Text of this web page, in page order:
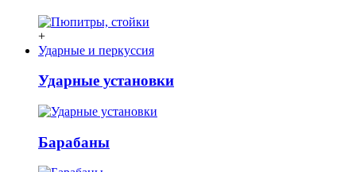
+
Ударные и перкуссия
Ударные установки
Барабаны